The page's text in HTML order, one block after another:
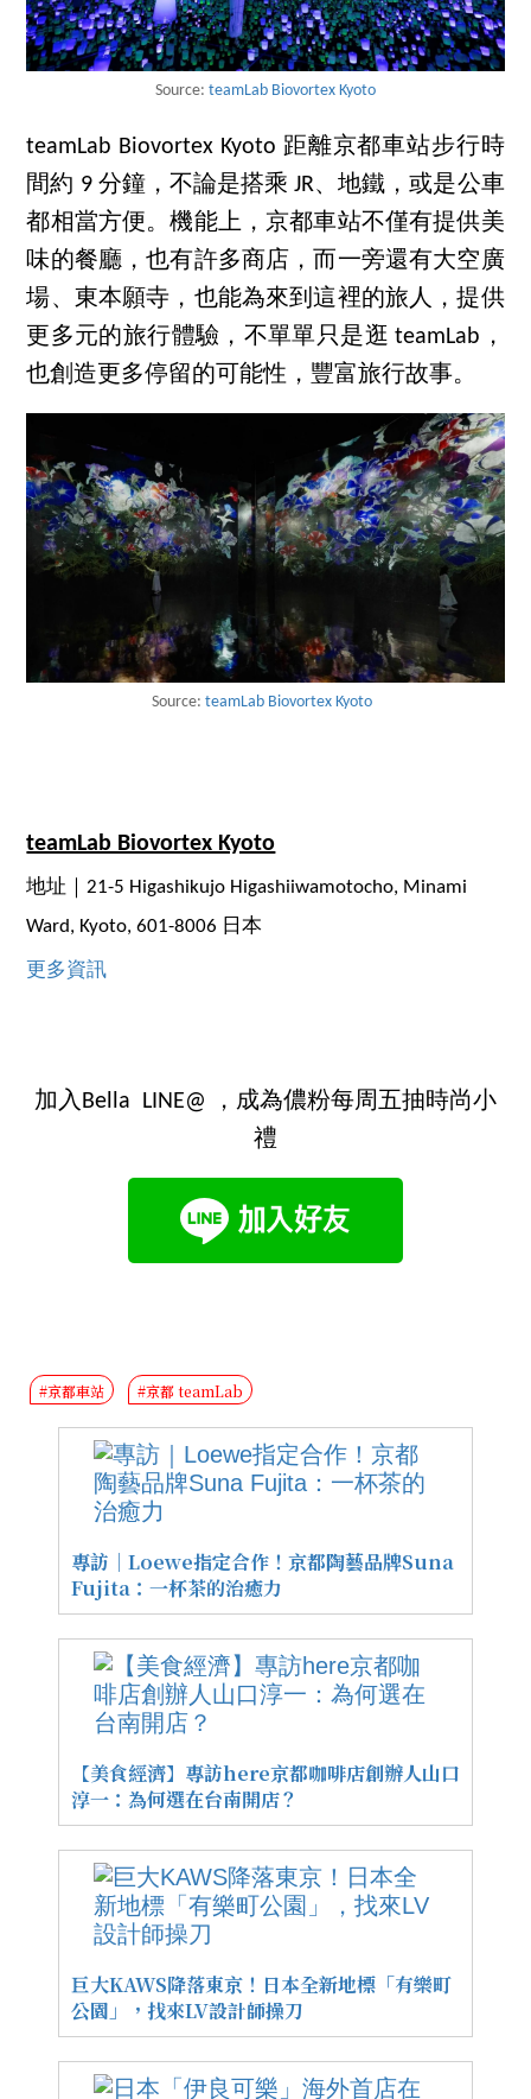
Source: teamLab Biovortex Kyoto
teamLab Biovortex Kyoto 距離京都車站步行時
間約 9 分鐘，不論是搭乘 JR、地鐵，或是公車
都相當方便。機能上，京都車站不僅有提供美
味的餐廳，也有許多商店，而一旁還有大空廣
場、東本願寺，也能為來到這裡的旅人，提供
更多元的旅行體驗，不單單只是逛 teamLab，
也創造更多停留的可能性，豐富旅行故事。
Source: teamLab Biovortex Kyoto
teamLab Biovortex Kyoto
地址｜21-5 Higashikujo Higashiiwamotocho, Minami
Ward, Kyoto, 601-8006 日本
更多資訊
加入Bella LINE@ ，成為儂粉每周五抽時尚小
禮
#京都車站 #京都 teamLab
專訪｜Loewe指定合作！京都陶藝品牌Suna
Fujita：一杯茶的治癒力
【美食經濟】專訪here京都咖啡店創辦人山口
淳一：為何選在台南開店？
巨大KAWS降落東京！日本全新地標「有樂町
公園」，找來LV設計師操刀